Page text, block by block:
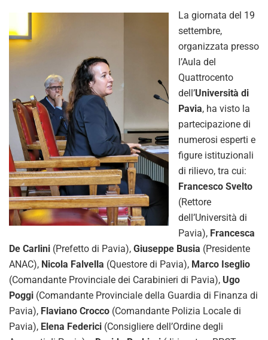
La giornata del 19
settembre,
organizzata presso
l’Aula del
Quattrocento
dell’Università di
Pavia, ha visto la
partecipazione di
numerosi esperti e
figure istituzionali
di rilievo, tra cui:
Francesco Svelto
(Rettore
dell’Università di
Pavia), Francesca
De Carlini (Prefetto di Pavia), Giuseppe Busia (Presidente
ANAC), Nicola Falvella (Questore di Pavia), Marco Iseglio
(Comandante Provinciale dei Carabinieri di Pavia), Ugo
Poggi (Comandante Provinciale della Guardia di Finanza di
Pavia), Flaviano Crocco (Comandante Polizia Locale di
Pavia), Elena Federici (Consigliere dell’Ordine degli